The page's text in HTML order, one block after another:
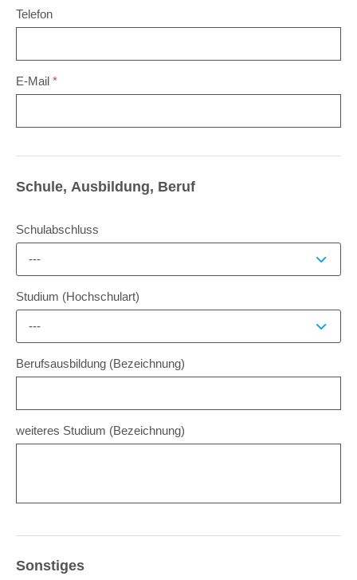
Telefon
E-Mail *
Schule, Ausbildung, Beruf
Schulabschluss
---
Studium (Hochschulart)
---
Berufsausbildung (Bezeichnung)
weiteres Studium (Bezeichnung)
Sonstiges